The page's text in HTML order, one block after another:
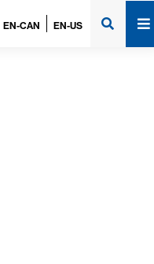
EN-CAN EN-US